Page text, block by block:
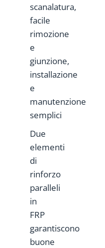
scanalatura,
facile
rimozione
e
giunzione,
installazione
e
manutenzione
semplici
Due
elementi
di
rinforzo
paralleli
in
FRP
garantiscono
buone